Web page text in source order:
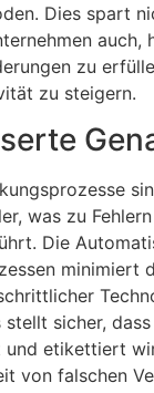
Dies spart
auch,
zu
zu steigern.
was zu
Die
minimiert
stellt sicher,
etikettiert
von falschen